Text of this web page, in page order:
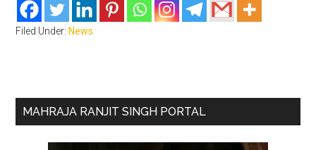
Filed Under: News
Primary
MAHRAJA RANJIT SINGH PORTAL